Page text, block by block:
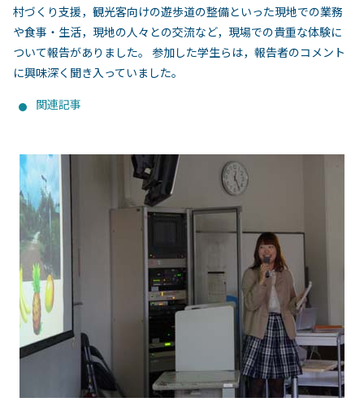
村づくり支援，観光客向けの遊歩道の整備といった現地での業務
や食事・生活，現地の人々との交流など，現場での貴重な体験に
ついて報告がありました。 参加した学生らは，報告者のコメント
に興味深く聞き入っていました。
関連記事